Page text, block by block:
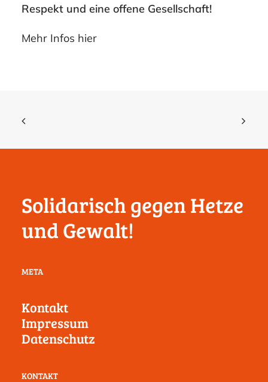
Respekt und eine offene Gesellschaft!
Mehr Infos hier
Solidarisch gegen Hetze
und Gewalt!
META
Kontakt
Impressum
Datenschutz
KONTAKT